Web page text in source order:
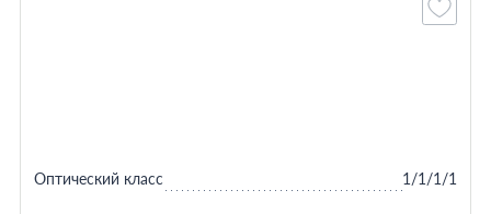
Оптический класс 1/1/1/1